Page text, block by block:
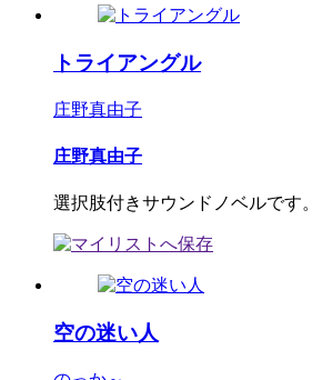
トライアングル
庄野真由子
庄野真由子
選択肢付きサウンドノベルです。
空の迷い人